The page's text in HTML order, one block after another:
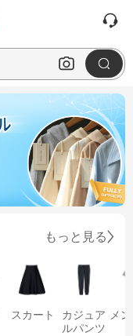
もっと見る
スカート
カジュア
ルパンツ
メ